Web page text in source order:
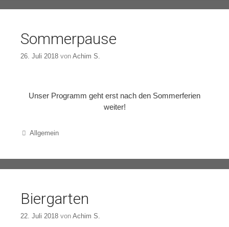
Sommerpause
26. Juli 2018 von Achim S.
Unser Programm geht erst nach den Sommerferien
weiter!
Categories
Allgemein
Biergarten
22. Juli 2018 von Achim S.